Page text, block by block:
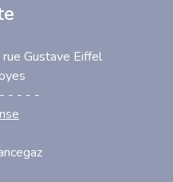
rue Gustave Eiffel
- - - -